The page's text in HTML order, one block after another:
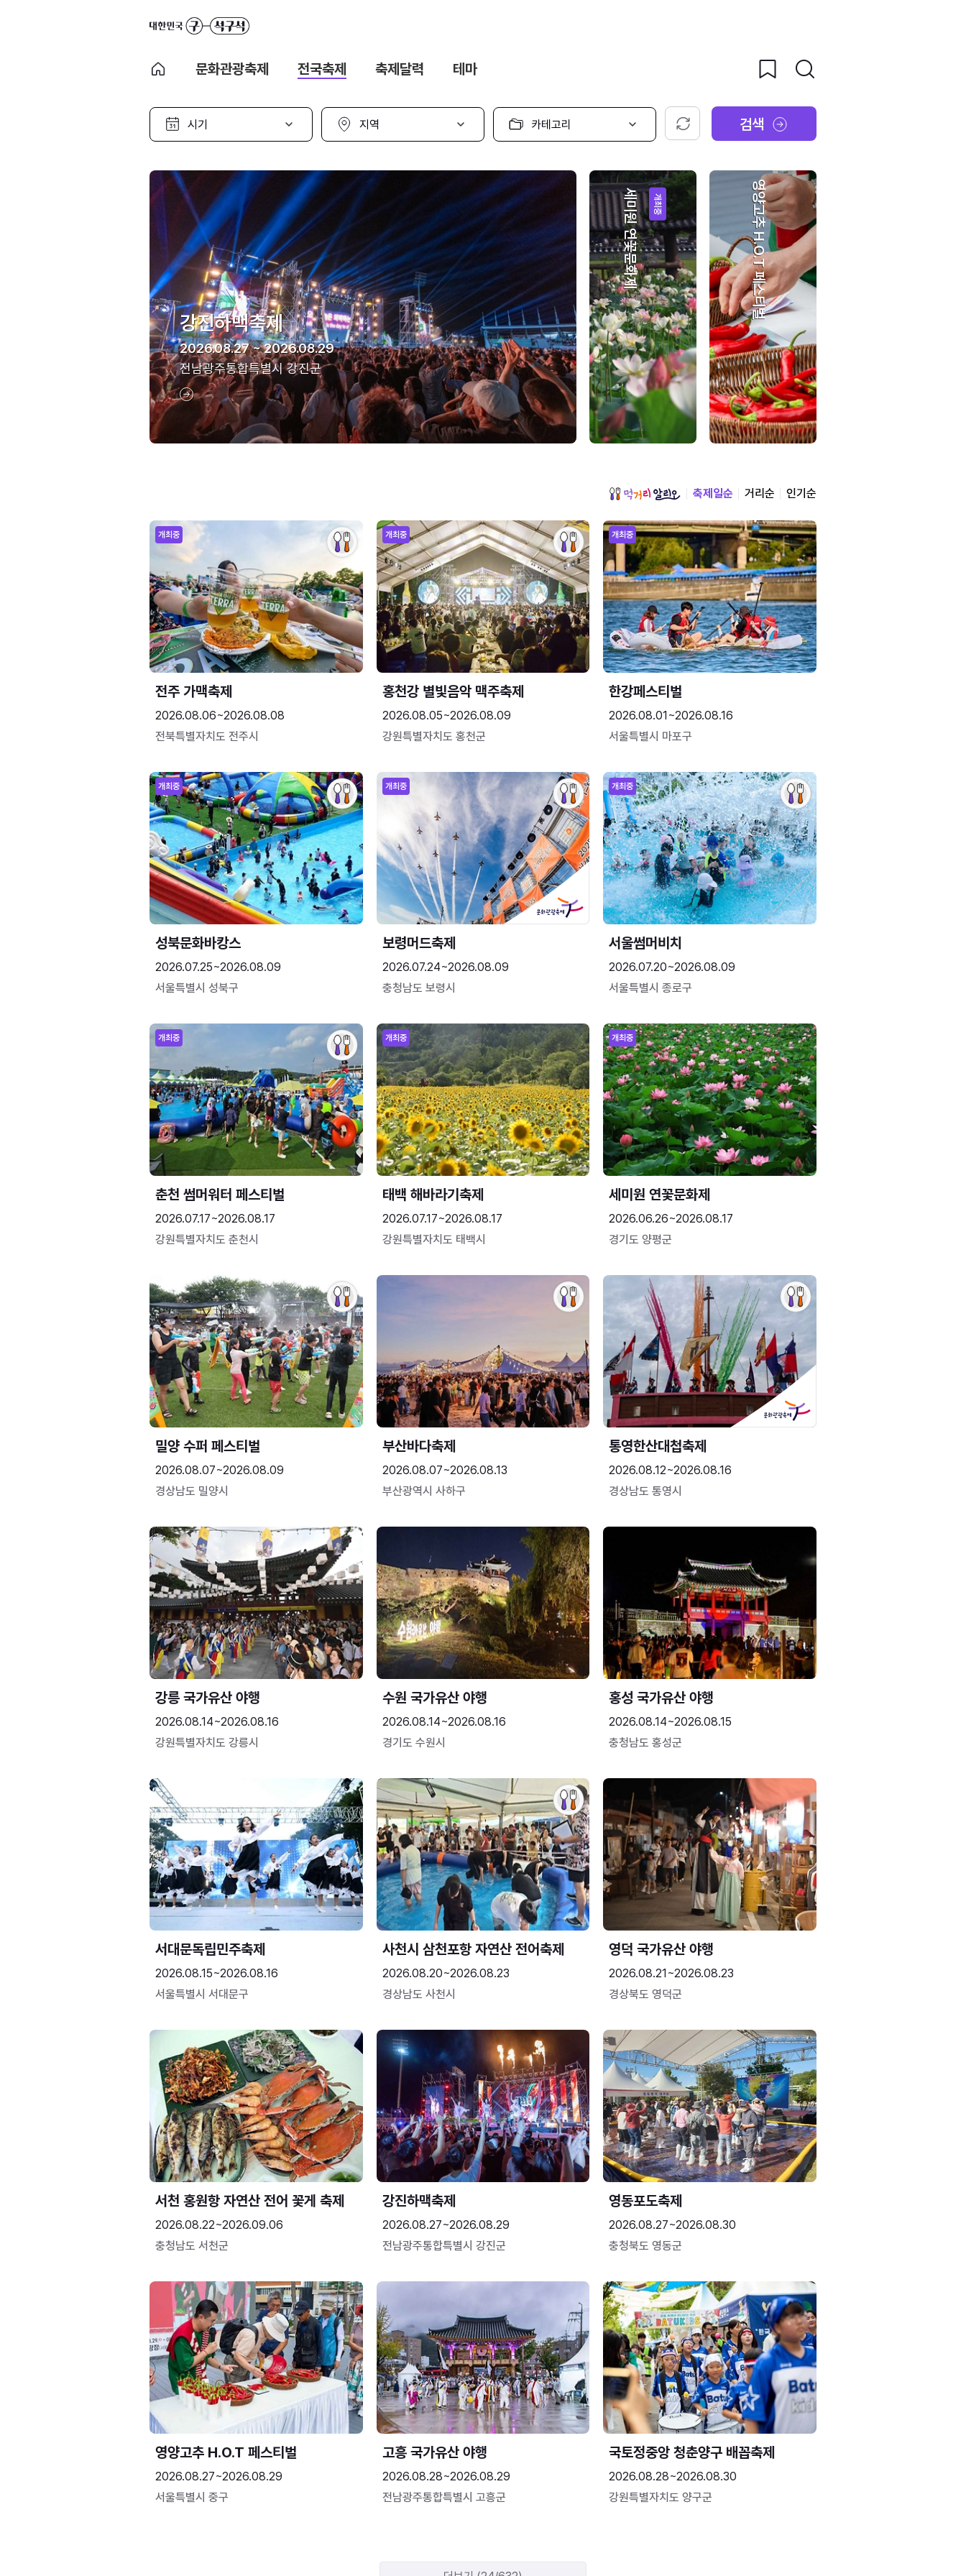
문화관광축제 전국축제 축제달력 테마
시
선
지
선
카
고
선
택
초기화 검색
강진하맥축제
2026.08.27 ~ 2026.08.29
전남광주통합특별시 강진군
개최중
세미원 연꽃문화제 영양고추 H.O.T 페스티벌
축제일순 거리순 인기순
개최중
전주 가맥축제
2026.08.06~2026.08.08
전북특별자치도 전주시
개최중
홍천강 별빛음악 맥주축제
2026.08.05~2026.08.09
강원특별자치도 홍천군
개최중
한강페스티벌
2026.08.01~2026.08.16
서울특별시 마포구
개최중
성북문화바캉스
2026.07.25~2026.08.09
서울특별시 성북구
개최중
보령머드축제
2026.07.24~2026.08.09
충청남도 보령시
개최중
서울썸머비치
2026.07.20~2026.08.09
서울특별시 종로구
개최중
춘천 썸머워터 페스티벌
2026.07.17~2026.08.17
강원특별자치도 춘천시
개최중
태백 해바라기축제
2026.07.17~2026.08.17
강원특별자치도 태백시
개최중
세미원 연꽃문화제
2026.06.26~2026.08.17
경기도 양평군
밀양 수퍼 페스티벌
2026.08.07~2026.08.09
경상남도 밀양시
부산바다축제
2026.08.07~2026.08.13
부산광역시 사하구
통영한산대첩축제
2026.08.12~2026.08.16
경상남도 통영시
강릉 국가유산 야행
2026.08.14~2026.08.16
강원특별자치도 강릉시
수원 국가유산 야행
2026.08.14~2026.08.16
경기도 수원시
홍성 국가유산 야행
2026.08.14~2026.08.15
충청남도 홍성군
서대문독립민주축제
2026.08.15~2026.08.16
서울특별시 서대문구
사천시 삼천포항 자연산 전어축제
2026.08.20~2026.08.23
경상남도 사천시
영덕 국가유산 야행
2026.08.21~2026.08.23
경상북도 영덕군
서천 홍원항 자연산 전어 꽃게 축제
2026.08.22~2026.09.06
충청남도 서천군
강진하맥축제
2026.08.27~2026.08.29
전남광주통합특별시 강진군
영동포도축제
2026.08.27~2026.08.30
충청북도 영동군
영양고추 H.O.T 페스티벌
2026.08.27~2026.08.29
서울특별시 중구
고흥 국가유산 야행
2026.08.28~2026.08.29
전남광주통합특별시 고흥군
국토정중앙 청춘양구 배꼽축제
2026.08.28~2026.08.30
강원특별자치도 양구군